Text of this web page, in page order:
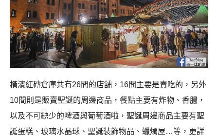
橫濱紅磚倉庫共有26間的店舖，16間主要是賣吃的，另外
10間則是販賣聖誕的周邊商品，餐點主要有炸物、香腸，
以及不可缺少的啤酒與葡萄酒啦，聖誕周邊商品主要有聖
誕蛋糕、玻璃水晶球、聖誕裝飾物品、蠟燭屋…等，更詳